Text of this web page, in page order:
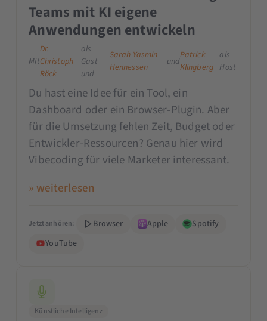
Teams mit KI eigene
Anwendungen entwickeln
Mit
Dr.
Christoph
Röck
als
Gast
und
Sarah-Yasmin
Hennessen
und
Patrick
Klingberg
als
Host
Du hast eine Idee für ein Tool, ein
Dashboard oder ein Browser-Plugin. Aber
für die Umsetzung fehlen Zeit, Budget oder
Entwickler-Ressourcen? Genau hier wird
Vibecoding für viele Marketer interessant.
» weiterlesen
Jetzt anhören: Browser Apple
Spotify
YouTube
Künstliche Intelligenz